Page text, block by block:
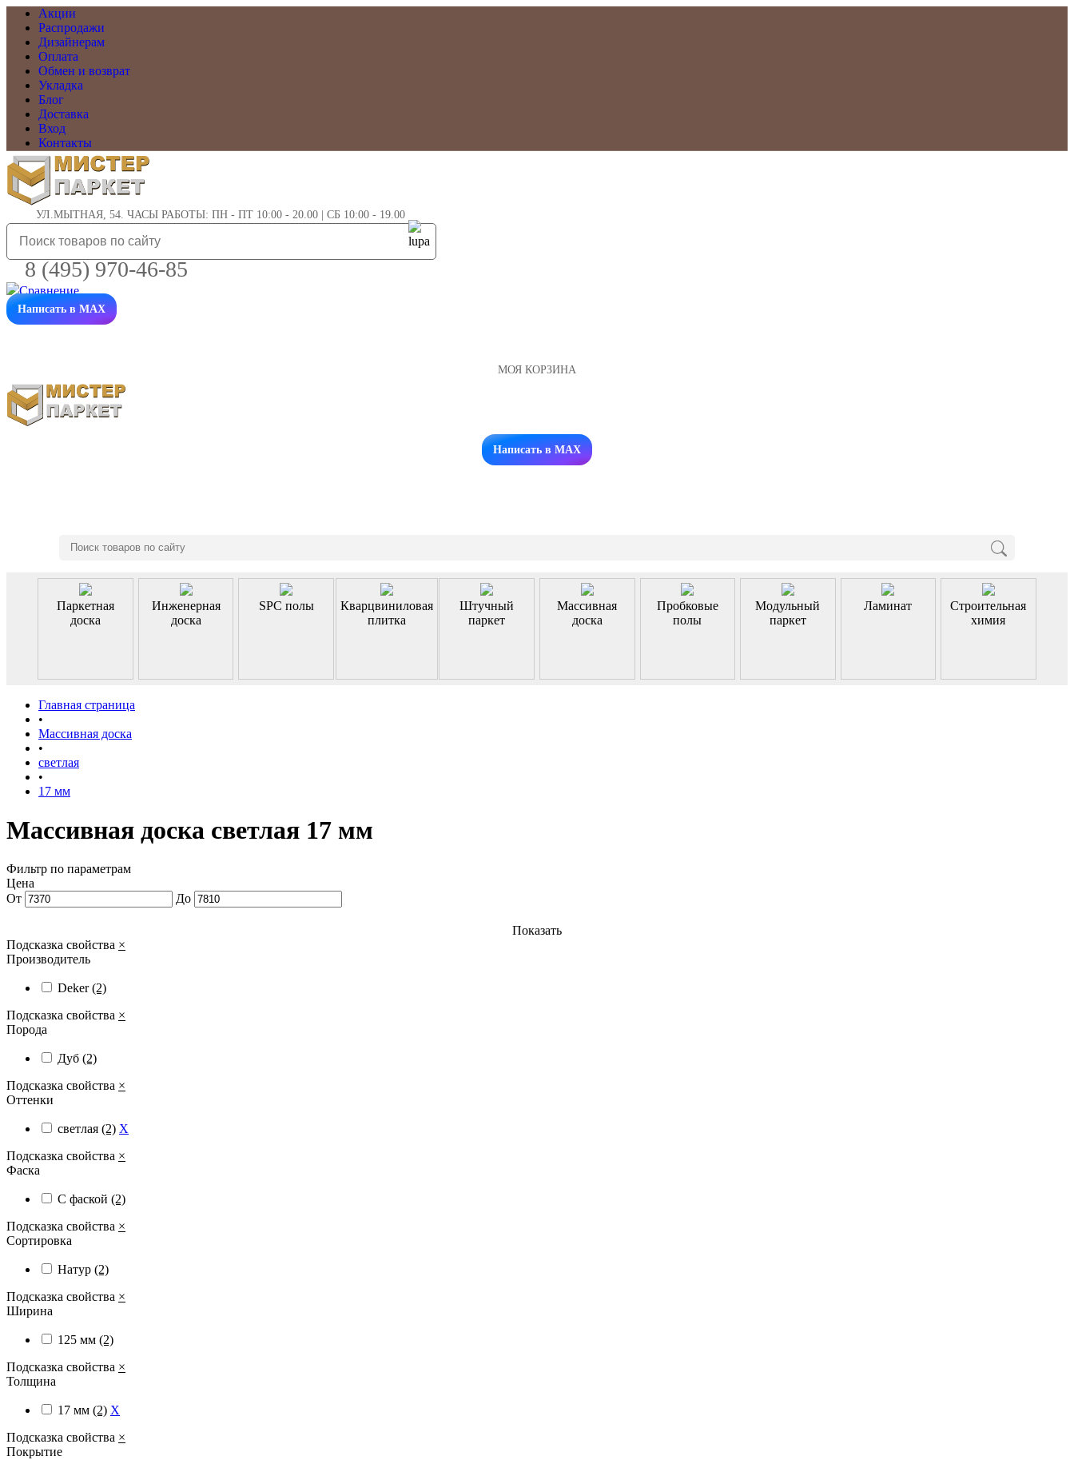
Акции
Распродажи
Дизайнерам
Оплата
Обмен и возврат
Укладка
Блог
Доставка
Вход
Контакты
УЛ.МЫТНАЯ, 54. ЧАСЫ РАБОТЫ: ПН - ПТ 10:00 - 20.00 | СБ 10:00 - 19.00
8 (495) 970-46-85
Написать в MAX
МОЯ КОРЗИНА
Заказать звонок
Написать в MAX
Паркетная
доска
Инженерная
доска
SPC полы
Кварцвиниловая
плитка
Штучный
паркет
Массивная
доска
Пробковые
полы
Модульный
паркет
Ламинат
Строительная
химия
Главная страница
•
Массивная доска
•
светлая
•
17 мм
Массивная доска светлая 17 мм
Фильтр по параметрам
Цена
От
До
Показать
Подсказка свойства ×
Производитель
Deker(2)
Подсказка свойства ×
Порода
Дуб (2)
Подсказка свойства ×
Оттенки
светлая (2) X
Подсказка свойства ×
Фаска
С фаской (2)
Подсказка свойства ×
Сортировка
Натур (2)
Подсказка свойства ×
Ширина
125 мм (2)
Подсказка свойства ×
Толщина
17 мм (2) X
Подсказка свойства ×
Покрытие